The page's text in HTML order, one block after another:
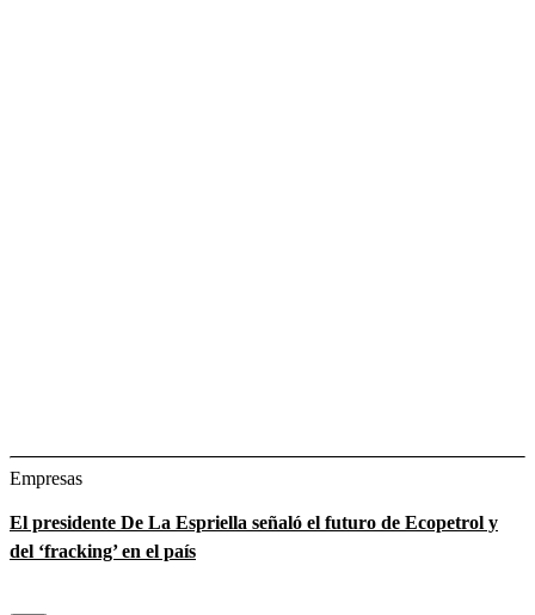
Empresas
El presidente De La Espriella señaló el futuro de Ecopetrol y
del ‘fracking’ en el país